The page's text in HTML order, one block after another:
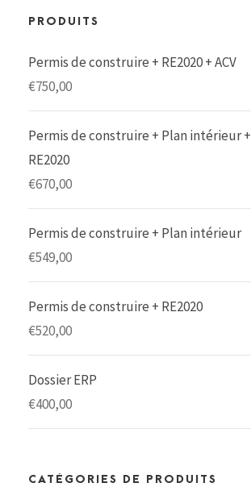
PRODUITS
Permis de construire + RE2020 + ACV
€750,00
Permis de construire + Plan intérieur +
RE2020
€670,00
Permis de construire + Plan intérieur
€549,00
Permis de construire + RE2020
€520,00
Dossier ERP
€400,00
CATÉGORIES DE PRODUITS